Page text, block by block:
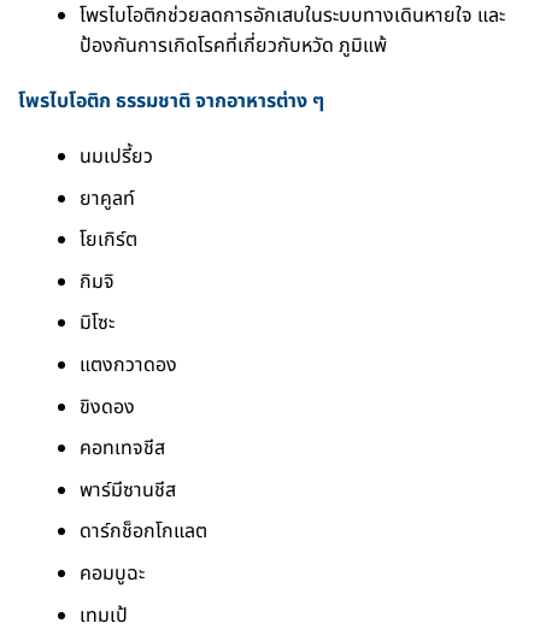
โพรไบโอติกช่วยลดการอักเสบในระบบทางเดินหายใจ และ
ป้องกันการเกิดโรคที่เกี่ยวกับหวัด ภูมิแพ้
โพรไบโอติก ธรรมชาติ จากอาหารต่าง ๆ
นมเปรี้ยว
ยาคูลท์
โยเกิร์ต
กิมจิ
มิโซะ
แตงกวาดอง
ขิงดอง
คอทเทจชีส
พาร์มีซานชีส
ดาร์กช็อกโกแลต
คอมบูฉะ
เทมเป้